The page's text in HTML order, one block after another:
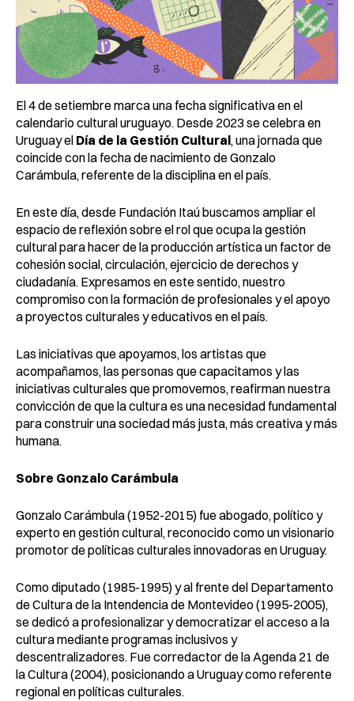
El 4 de setiembre marca una fecha significativa en el
calendario cultural uruguayo. Desde 2023 se celebra en
Uruguay el Día de la Gestión Cultural, una jornada que
coincide con la fecha de nacimiento de Gonzalo
Carámbula, referente de la disciplina en el país.
En este día, desde Fundación Itaú buscamos ampliar el
espacio de reflexión sobre el rol que ocupa la gestión
cultural para hacer de la producción artística un factor de
cohesión social, circulación, ejercicio de derechos y
ciudadanía. Expresamos en este sentido, nuestro
compromiso con la formación de profesionales y el apoyo
a proyectos culturales y educativos en el país.
Las iniciativas que apoyamos, los artistas que
acompañamos, las personas que capacitamos y las
iniciativas culturales que promovemos, reafirman nuestra
convicción de que la cultura es una necesidad fundamental
para construir una sociedad más justa, más creativa y más
humana.
Sobre Gonzalo Carámbula
Gonzalo Carámbula (1952-2015) fue abogado, político y
experto en gestión cultural, reconocido como un visionario
promotor de políticas culturales innovadoras en Uruguay.
Como diputado (1985-1995) y al frente del Departamento
de Cultura de la Intendencia de Montevideo (1995-2005),
se dedicó a profesionalizar y democratizar el acceso a la
cultura mediante programas inclusivos y
descentralizadores. Fue corredactor de la Agenda 21 de
la Cultura (2004), posicionando a Uruguay como referente
regional en políticas culturales.